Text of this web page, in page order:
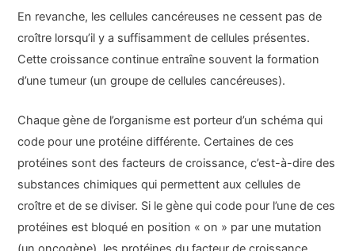
En revanche, les cellules cancéreuses ne cessent pas de
croître lorsqu’il y a suffisamment de cellules présentes.
Cette croissance continue entraîne souvent la formation
d’une tumeur (un groupe de cellules cancéreuses).
Chaque gène de l’organisme est porteur d’un schéma qui
code pour une protéine différente. Certaines de ces
protéines sont des facteurs de croissance, c’est-à-dire des
substances chimiques qui permettent aux cellules de
croître et de se diviser. Si le gène qui code pour l’une de ces
protéines est bloqué en position « on » par une mutation